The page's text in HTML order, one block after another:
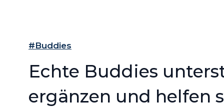
#Buddies
Echte Buddies
ergänzen und helfen